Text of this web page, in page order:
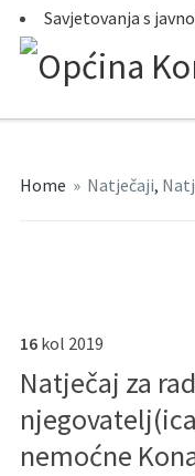
Savjetovanja s
Home » Natječaji,
16 kol 2019
Natječaj za
nemoćne